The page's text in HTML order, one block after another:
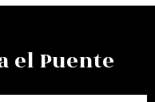
el Puente